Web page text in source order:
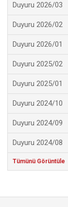
Duyuru 2026/03
Duyuru 2026/02
Duyuru 2026/01
Duyuru 2025/02
Duyuru 2025/01
Duyuru 2024/10
Duyuru 2024/09
Duyuru 2024/08
Tümünü Görüntüle